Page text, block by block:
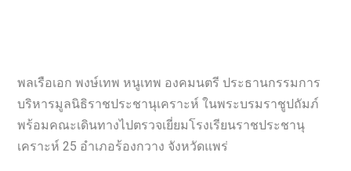
พลเรือเอก พงษ์เทพ หนูเทพ องคมนตรี ประธานกรรมการ
บริหารมูลนิธิราชประชานุเคราะห์ ในพระบรมราชูปถัมภ์
พร้อมคณะเดินทางไปตรวจเยี่ยมโรงเรียนราชประชานุ
เคราะห์ 25 อำเภอร้องกวาง จังหวัดแพร่